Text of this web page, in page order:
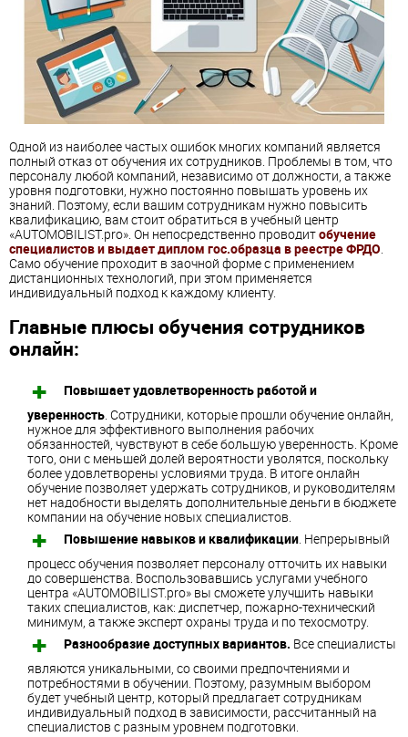
Одной из наиболее частых ошибок многих компаний является
полный отказ от обучения их сотрудников. Проблемы в том, что
персоналу любой компаний, независимо от должности, а также
уровня подготовки, нужно постоянно повышать уровень их
знаний. Поэтому, если вашим сотрудникам нужно повысить
квалификацию, вам стоит обратиться в учебный центр
«AUTOMOBILIST.pro». Он непосредственно проводитобучение
специалистов и выдает диплом гос.образца в реестре ФРДО.
Само обучение проходит в заочной форме с применением
дистанционных технологий, при этом применяется
индивидуальный подход к каждому клиенту.
Главные плюсы обучения сотрудников
онлайн:
Повышает удовлетворенностьработойи
уверенность . Сотрудники, которые прошли обучение онлайн,
нужное для эффективного выполнения рабочих
обязанностей, чувствуют в себе большую уверенность. Кроме
того, они с меньшей долей вероятности уволятся, поскольку
более удовлетворены условиями труда. В итоге онлайн
обучение позволяет удержать сотрудников, и руководителям
нет надобности выделять дополнительные деньги в бюджете
компании на обучение новых специалистов.
Повышение навыков и квалификации. Непрерывный
процесс обучения позволяет персоналу отточить их навыки
до совершенства. Воспользовавшись услугами учебного
центра «AUTOMOBILIST.pro» вы сможете улучшить навыки
таких специалистов, как: диспетчер, пожарно-технический
минимум, а также эксперт охраны труда и по техосмотру.
Разнообразие доступных вариантов. Все специалисты
являются уникальными, со своими предпочтениями и
потребностями в обучении. Поэтому, разумным выбором
будет учебный центр, который предлагает сотрудникам
индивидуальный подход в зависимости, рассчитанный на
специалистов с разным уровнем подготовки.